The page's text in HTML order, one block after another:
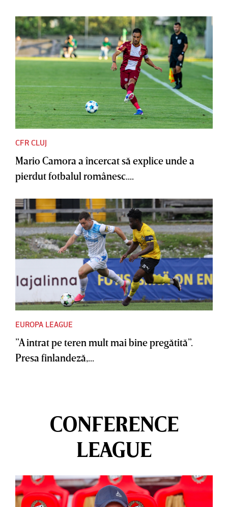
CFR CLUJ
Mario Camora a încercat să explice unde a
pierdut fotbalul românesc....
EUROPA LEAGUE
”A intrat pe teren mult mai bine pregătită”.
Presa finlandeză,...
CONFERENCE
LEAGUE